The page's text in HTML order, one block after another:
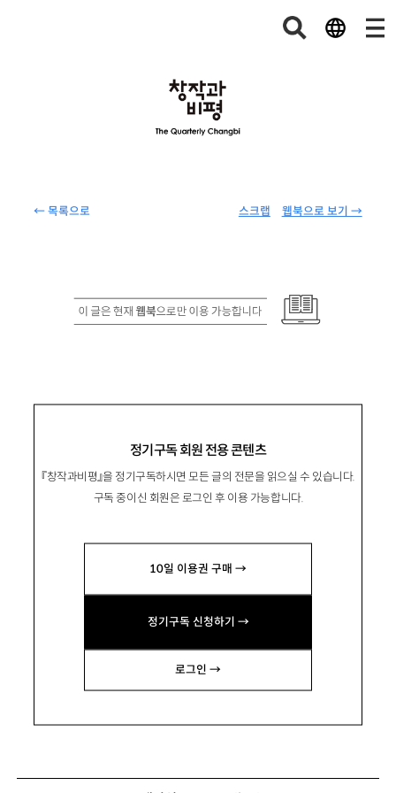
← 목록으로 웹북으로 보기 →
스크랩
정기구독 회원 전용 콘텐츠
『창작과비평』을 정기구독하시면 모든 글의 전문을 읽으실 수 있습니다.
구독 중이신 회원은 로그인 후 이용 가능합니다.
10일 이용권 구매 →
정기구독 신청하기 →
로그인 →